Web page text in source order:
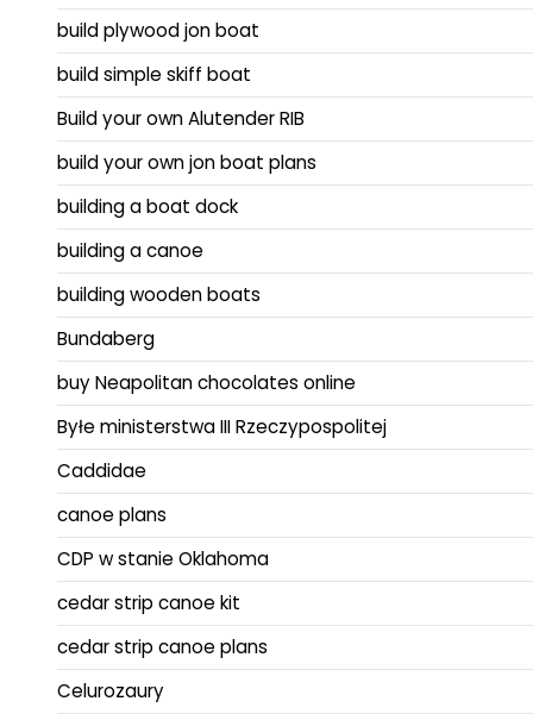
build plywood jon boat
build simple skiff boat
Build your own Alutender RIB
build your own jon boat plans
building a boat dock
building a canoe
building wooden boats
Bundaberg
buy Neapolitan chocolates online
Byłe ministerstwa III Rzeczypospolitej
Caddidae
canoe plans
CDP w stanie Oklahoma
cedar strip canoe kit
cedar strip canoe plans
Celurozaury